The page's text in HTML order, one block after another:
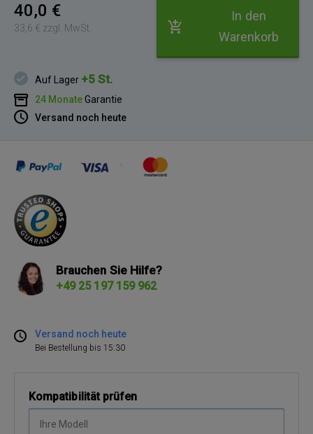
40,0 €
33,6 € zzgl. MwSt.
In den
Warenkorb
Auf Lager +5 St.
24 MonateGarantie
Versand noch heute
Brauchen Sie Hilfe?
+49 25 197 159 962
Versand noch heute
Bei Bestellung bis 15:30
Kompatibilität prüfen